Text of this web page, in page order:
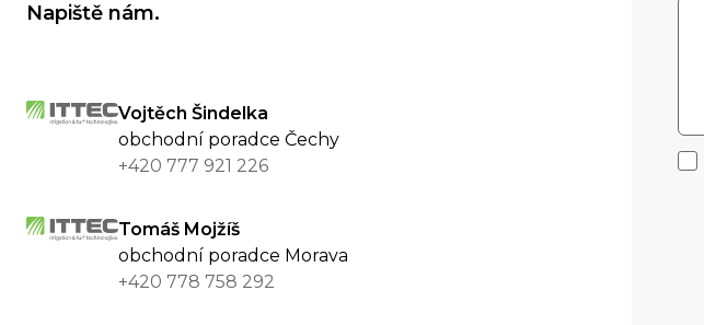
Napiště nám.
Vojtěch Šindelka
obchodní poradce Čechy
+420 777 921 226
Tomáš Mojžíš
obchodní poradce Morava
+420 778 758 292